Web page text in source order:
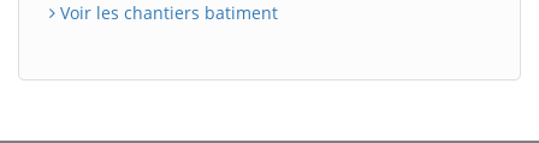
Voir les chantiers batiment